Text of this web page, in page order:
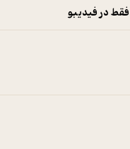
فقط در فیدیبو